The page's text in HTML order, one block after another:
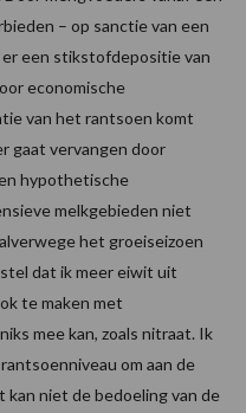
– op sanctie van een
een stikstofdepositie van
economische
van het rantsoen komt
gaat vervangen door
hypothetische
melkgebieden niet
het groeiseizoen
dat ik meer eiwit uit
te maken met
mee kan, zoals nitraat. Ik
om aan de
niet de bedoeling van de